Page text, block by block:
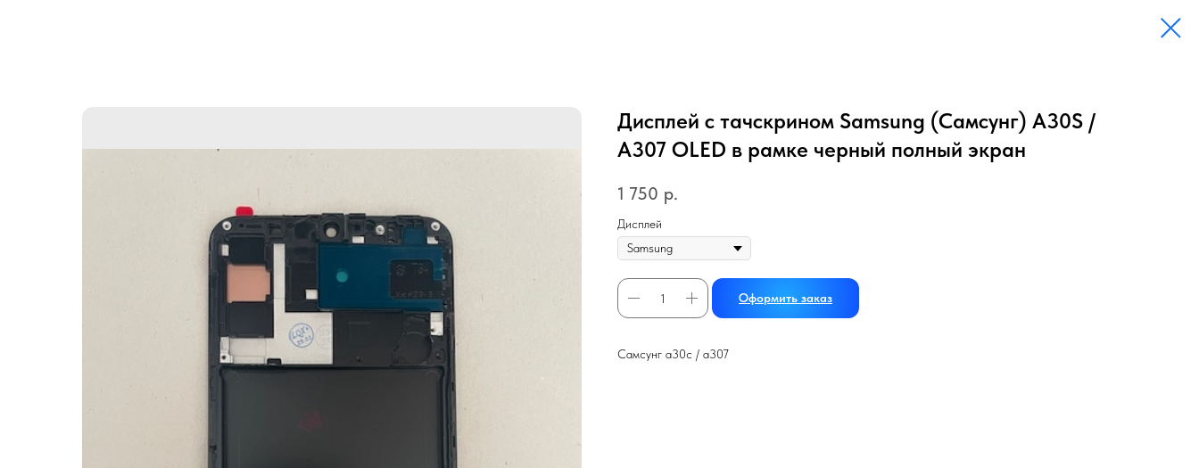
Дисплей с тачскрином Samsung (Самсунг) A30S /
A307 OLED в рамке черный полный экран
1 750 р.
Дисплей
Оформить заказ
Самсунг а30с / а307